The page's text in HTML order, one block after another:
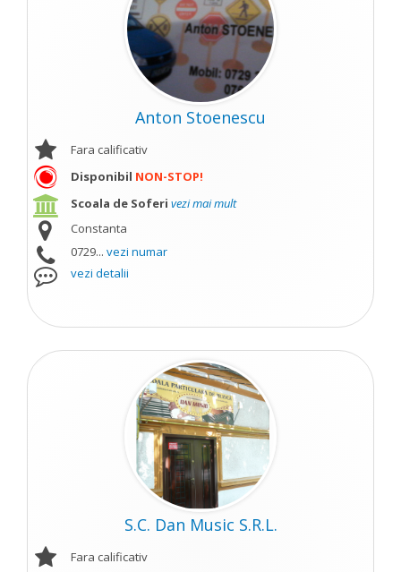
Anton Stoenescu
Fara calificativ
Disponibil NON-STOP!
Scoala de Soferi vezi mai mult
Constanta
0729... vezi numar
vezi detalii
S.C. Dan Music S.R.L.
Fara calificativ